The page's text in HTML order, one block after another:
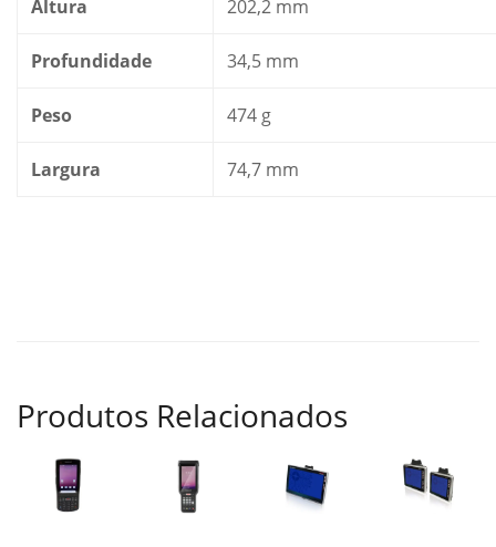
Altura 202,2 mm
Profundidade 34,5 mm
Peso 474 g
Largura 74,7 mm
Produtos Relacionados